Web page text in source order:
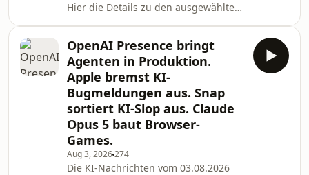
Hier die Details zu den ausgewählten
entwickelt Echtzeit-Warnsystem
Quelle:
https://www.heise.de/news/Deepfakes-
in-Videokonferenzen-Fraunhofer-
entwickelt-Echtzeit-Warnsystem-
11397791.html?
KI-Videoüberwachung auf
öffentlichen Plätzen in B
OpenAI Presence bringt
Agenten in Produktion.
Apple bremst KI-
Bugmeldungen aus. Snap
sortiert KI-Slop aus. Claude
Opus 5 baut Browser-
Games.
Aug 3, 2026274
Die KI-Nachrichten vom 03.08.2026